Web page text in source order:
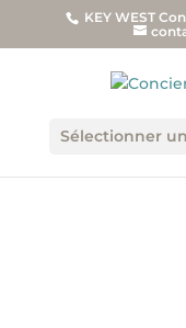
KEY WEST
Sélectionner